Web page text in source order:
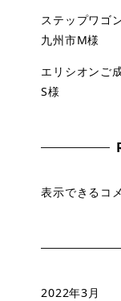
ステップワゴ
九州市M様
エリシオンご
S様
表示できるコ
2022年3月